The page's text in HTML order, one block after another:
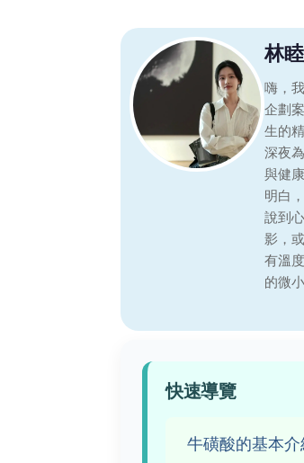
林
嗨，
企劃
生的
深夜
與健
明白
說到
影，
有溫
的微
快速導覽
牛磺酸的基本介